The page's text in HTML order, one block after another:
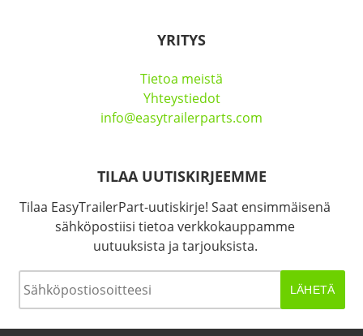
YRITYS
Tietoa meistä
Yhteystiedot
info@easytrailerparts.com
TILAA UUTISKIRJEEMME
Tilaa EasyTrailerPart-uutiskirje! Saat ensimmäisenä
sähköpostiisi tietoa verkkokauppamme
uutuuksista ja tarjouksista.